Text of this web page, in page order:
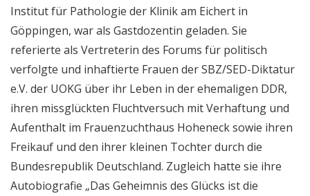
Institut für Pathologie der Klinik am Eichert in
Göppingen, war als Gastdozentin geladen. Sie
referierte als Vertreterin des Forums für politisch
verfolgte und inhaftierte Frauen der SBZ/SED-Diktatur
e.V. der UOKG über ihr Leben in der ehemaligen DDR,
ihren missglückten Fluchtversuch mit Verhaftung und
Aufenthalt im Frauenzuchthaus Hoheneck sowie ihren
Freikauf und den ihrer kleinen Tochter durch die
Bundesrepublik Deutschland. Zugleich hatte sie ihre
Autobiografie „Das Geheimnis des Glücks ist die